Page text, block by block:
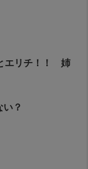
エリチ！！ 姉
い？